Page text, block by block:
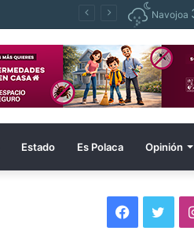
Navojoa
Estado Es Polaca Opinión
Facebook